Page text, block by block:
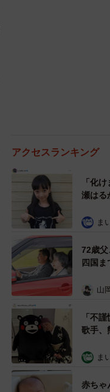
アクセスランキング
「化
瀬はる
雰囲気
ま
72歳父
四国
憩まで
山
「不
歌手、
めらい
ま
赤ちゃ